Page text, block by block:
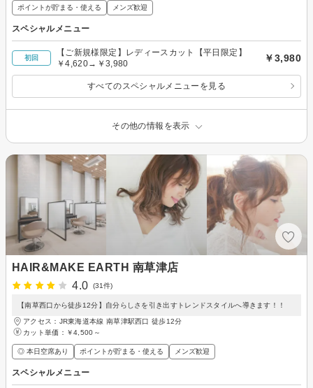
ポイントが貯まる・使える メンズ歓迎
スペシャルメニュー
初回
【ご新規様限定】レディースカット【平日限定】
￥4,620→￥3,980
￥3,980
すべてのスペシャルメニューを見る
その他の情報を表示
HAIR&MAKE EARTH 南草津店
4.0
(31件)
【南草西口から徒歩12分】自分らしさを引き出すトレンドスタイルへ導きます！！
アクセス：JR東海道本線 南草津駅西口 徒歩12分
カット単価： ￥4,500～
◎ 本日空席あり ポイントが貯まる・使える メンズ歓迎
スペシャルメニュー